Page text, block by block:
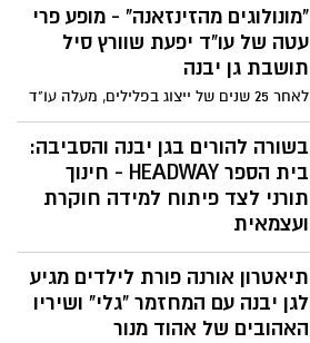
וחברי הכנסת מאוד התלהבו מהיוזמה שלנו..."
"מונולוגים מהזינזאנה" - מופע פרי
עטה של עו"ד יפעת שוורץ סיל
תושבת גן יבנה
לאחר 25 שנים של ייצוג בפלילים, מעלה עו"ד
יפעת שוורץ סיל את "מונולוגים מהזינזאנה",
מופע שאין דומה לו עם דמויות ססגוניות,
מגוונות ומרתקות מעולם הפשע, המגולמות על
ידי שחקנים מקצועיים ומספקות הצצה לעולם
בשורה להורים בגן יבנה והסביבה:
בית הספר HEADWAY - חינוך
תורני לצד פיתוח למידה חוקרת
ועצמאית
"בן אדם עלה מעלה עלה" (הרב קוק). זהו
המשפט המנחה את בית הספר התורני החדש
העומד להיפתח בשנת הלימודים תשפ"ג
באשדוד ומיועד עבור בנים העולים לכיתה א'.
תיאטרון אורנה פורת לילדים מגיע
לגן יבנה עם המחזמר "גלי" ושיריו
האהובים של אהוד מנור